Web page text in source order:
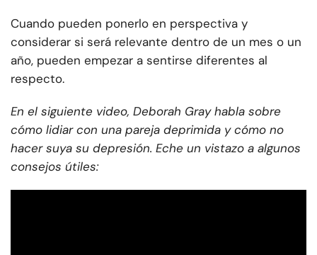
Cuando pueden ponerlo en perspectiva y
considerar si será relevante dentro de un mes o un
año, pueden empezar a sentirse diferentes al
respecto.
En el siguiente video, Deborah Gray habla sobre
cómo lidiar con una pareja deprimida y cómo no
hacer suya su depresión. Eche un vistazo a algunos
consejos útiles: